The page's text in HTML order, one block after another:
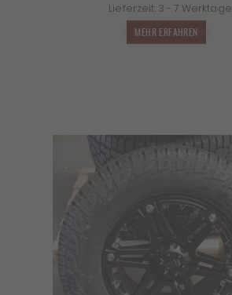
Lieferzeit: 3 - 7 Werktage
MEHR ERFAHREN